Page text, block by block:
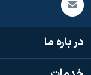
در باره ما